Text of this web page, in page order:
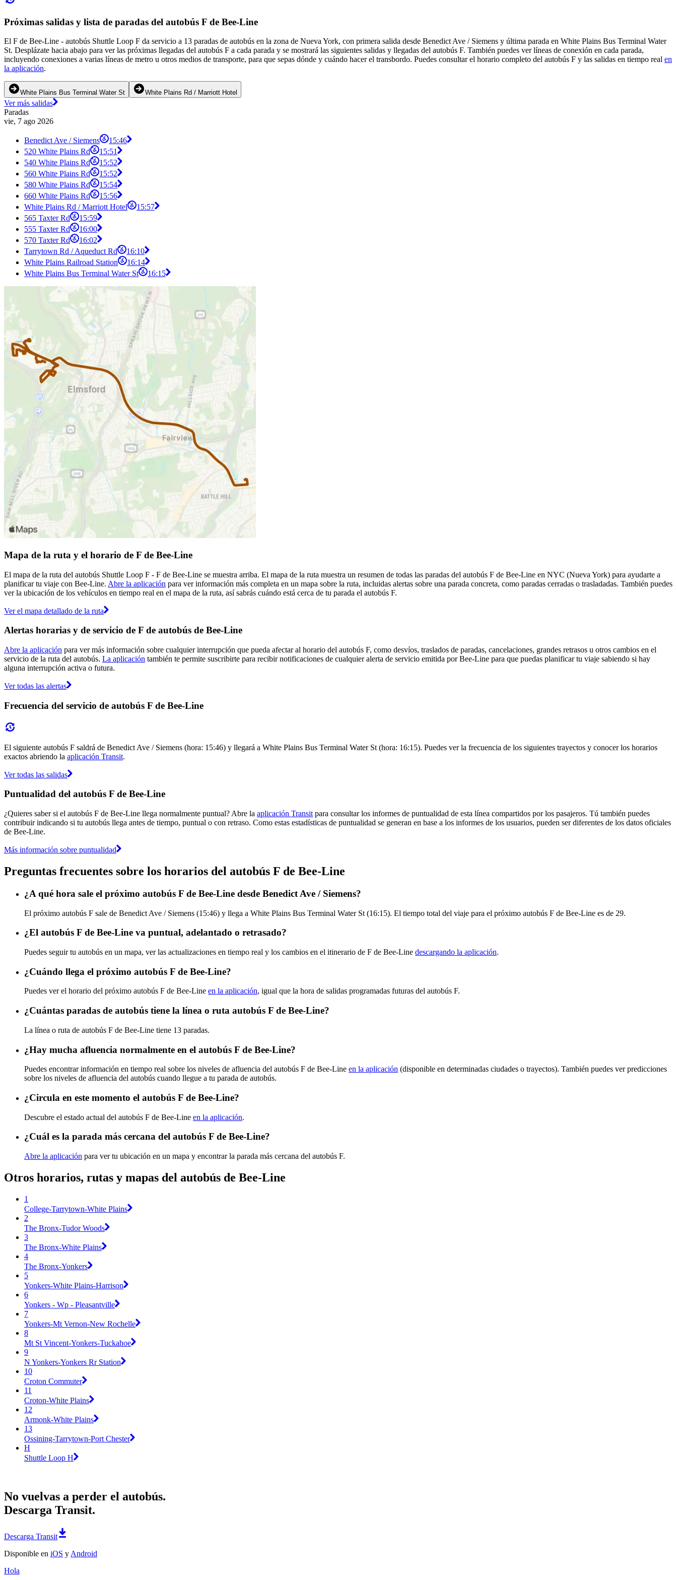
Próximas salidas y lista de paradas del autobús F de Bee-Line
El F de Bee-Line - autobús Shuttle Loop F da servicio a 13 paradas de autobús en la zona de Nueva York, con primera salida desde Benedict Ave / Siemens y última parada en White Plains Bus Terminal Water
St. Desplázate hacia abajo para ver las próximas llegadas del autobús F a cada parada y se mostrará las siguientes salidas y llegadas del autobús F. También puedes ver líneas de conexión en cada parada,
incluyendo conexiones a varias líneas de metro u otros medios de transporte, para que sepas dónde y cuándo hacer el transbordo. Puedes consultar el horario completo del autobús F y las salidas en tiempo real en
la aplicación.
White Plains Bus Terminal Water St White Plains Rd / Marriott Hotel
Ver más salidas
Paradas
vie, 7 ago 2026
Benedict Ave / Siemens
15:46
520 White Plains Rd
15:51
540 White Plains Rd
15:52
560 White Plains Rd
15:52
580 White Plains Rd
15:54
660 White Plains Rd
15:56
White Plains Rd / Marriott Hotel
15:57
565 Taxter Rd
15:59
555 Taxter Rd
16:00
570 Taxter Rd
16:02
Tarrytown Rd / Aqueduct Rd
16:10
White Plains Railroad Station
16:14
White Plains Bus Terminal Water St
16:15
Mapa de la ruta y el horario de F de Bee-Line
El mapa de la ruta del autobús Shuttle Loop F - F de Bee-Line se muestra arriba. El mapa de la ruta muestra un resumen de todas las paradas del autobús F de Bee-Line en NYC (Nueva York) para ayudarte a
planificar tu viaje con Bee-Line. Abre la aplicación para ver información más completa en un mapa sobre la ruta, incluidas alertas sobre una parada concreta, como paradas cerradas o trasladadas. También puedes
ver la ubicación de los vehículos en tiempo real en el mapa de la ruta, así sabrás cuándo está cerca de tu parada el autobús F.
Ver el mapa detallado de la ruta
Alertas horarias y de servicio de F de autobús de Bee-Line
Abre la aplicación para ver más información sobre cualquier interrupción que pueda afectar al horario del autobús F, como desvíos, traslados de paradas, cancelaciones, grandes retrasos u otros cambios en el
servicio de la ruta del autobús. La aplicación también te permite suscribirte para recibir notificaciones de cualquier alerta de servicio emitida por Bee-Line para que puedas planificar tu viaje sabiendo si hay
alguna interrupción activa o futura.
Ver todas las alertas
Frecuencia del servicio de autobús F de Bee-Line
El siguiente autobús F saldrá de Benedict Ave / Siemens (hora: 15:46) y llegará a White Plains Bus Terminal Water St (hora: 16:15). Puedes ver la frecuencia de los siguientes trayectos y conocer los horarios
exactos abriendo la aplicación Transit.
Ver todas las salidas
Puntualidad del autobús F de Bee-Line
¿Quieres saber si el autobús F de Bee-Line llega normalmente puntual? Abre la aplicación Transit para consultar los informes de puntualidad de esta línea compartidos por los pasajeros. Tú también puedes
contribuir indicando si tu autobús llega antes de tiempo, puntual o con retraso. Como estas estadísticas de puntualidad se generan en base a los informes de los usuarios, pueden ser diferentes de los datos oficiales
de Bee-Line.
Más información sobre puntualidad
Preguntas frecuentes sobre los horarios del autobús F de Bee-Line
¿A qué hora sale el próximo autobús F de Bee-Line desde Benedict Ave / Siemens?
El próximo autobús F sale de Benedict Ave / Siemens (15:46) y llega a White Plains Bus Terminal Water St (16:15). El tiempo total del viaje para el próximo autobús F de Bee-Line es de 29.
¿El autobús F de Bee-Line va puntual, adelantado o retrasado?
Puedes seguir tu autobús en un mapa, ver las actualizaciones en tiempo real y los cambios en el itinerario de F de Bee-Line descargando la aplicación.
¿Cuándo llega el próximo autobús F de Bee-Line?
Puedes ver el horario del próximo autobús F de Bee-Line en la aplicación, igual que la hora de salidas programadas futuras del autobús F.
¿Cuántas paradas de autobús tiene la línea o ruta autobús F de Bee-Line?
La línea o ruta de autobús F de Bee-Line tiene 13 paradas.
¿Hay mucha afluencia normalmente en el autobús F de Bee-Line?
Puedes encontrar información en tiempo real sobre los niveles de afluencia del autobús F de Bee-Line en la aplicación (disponible en determinadas ciudades o trayectos). También puedes ver predicciones
sobre los niveles de afluencia del autobús cuando llegue a tu parada de autobús.
¿Circula en este momento el autobús F de Bee-Line?
Descubre el estado actual del autobús F de Bee-Line en la aplicación.
¿Cuál es la parada más cercana del autobús F de Bee-Line?
Abre la aplicación para ver tu ubicación en un mapa y encontrar la parada más cercana del autobús F.
Otros horarios, rutas y mapas del autobús de Bee-Line
1
College-Tarrytown-White Plains
2
The Bronx-Tudor Woods
3
The Bronx-White Plains
4
The Bronx-Yonkers
5
Yonkers-White Plains-Harrison
6
Yonkers - Wp - Pleasantville
7
Yonkers-Mt Vernon-New Rochelle
8
Mt St Vincent-Yonkers-Tuckahoe
9
N Yonkers-Yonkers Rr Station
10
Croton Commuter
11
Croton-White Plains
12
Armonk-White Plains
13
Ossining-Tarrytown-Port Chester
H
Shuttle Loop H
No vuelvas a perder el autobús.
Descarga Transit.
Descarga Transit
Disponible en iOS y Android
Hola